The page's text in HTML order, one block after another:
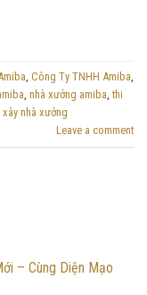
Công Ty TNHH Amiba
nhà xưởng amiba ,thi
xây nhà xưởng
Leave a comment
– Cùng Diện Mạo